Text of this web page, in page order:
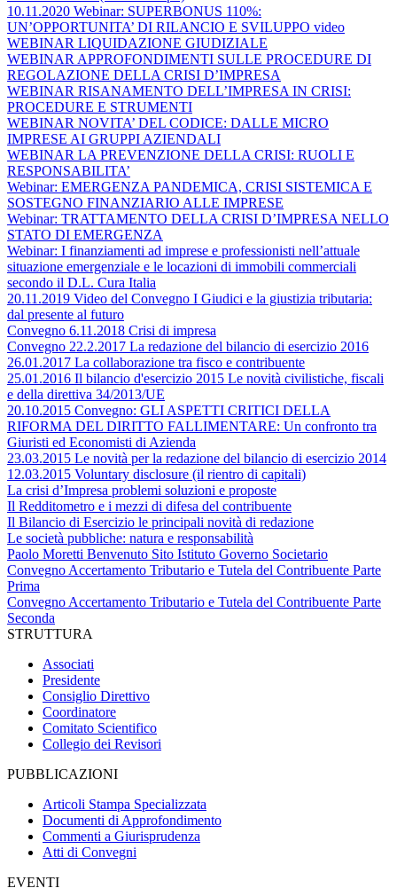
10.11.2020 Webinar: SUPERBONUS 110%:
UN’OPPORTUNITA’ DI RILANCIO E SVILUPPO video
WEBINAR LIQUIDAZIONE GIUDIZIALE
WEBINAR APPROFONDIMENTI SULLE PROCEDURE DI
REGOLAZIONE DELLA CRISI D’IMPRESA
WEBINAR RISANAMENTO DELL’IMPRESA IN CRISI:
PROCEDURE E STRUMENTI
WEBINAR NOVITA’ DEL CODICE: DALLE MICRO
IMPRESE AI GRUPPI AZIENDALI
WEBINAR LA PREVENZIONE DELLA CRISI: RUOLI E
RESPONSABILITA’
Webinar: EMERGENZA PANDEMICA, CRISI SISTEMICA E
SOSTEGNO FINANZIARIO ALLE IMPRESE
Webinar: TRATTAMENTO DELLA CRISI D’IMPRESA NELLO
STATO DI EMERGENZA
Webinar: I finanziamenti ad imprese e professionisti nell’attuale
situazione emergenziale e le locazioni di immobili commerciali
secondo il D.L. Cura Italia
20.11.2019 Video del Convegno I Giudici e la giustizia tributaria:
dal presente al futuro
Convegno 6.11.2018 Crisi di impresa
Convegno 22.2.2017 La redazione del bilancio di esercizio 2016
26.01.2017 La collaborazione tra fisco e contribuente
25.01.2016 Il bilancio d'esercizio 2015 Le novità civilistiche, fiscali
e della direttiva 34/2013/UE
20.10.2015 Convegno: GLI ASPETTI CRITICI DELLA
RIFORMA DEL DIRITTO FALLIMENTARE: Un confronto tra
Giuristi ed Economisti di Azienda
23.03.2015 Le novità per la redazione del bilancio di esercizio 2014
12.03.2015 Voluntary disclosure (il rientro di capitali)
La crisi d’Impresa problemi soluzioni e proposte
Il Redditometro e i mezzi di difesa del contribuente
Il Bilancio di Esercizio le principali novità di redazione
Le società pubbliche: natura e responsabilità
Paolo Moretti Benvenuto Sito Istituto Governo Societario
Convegno Accertamento Tributario e Tutela del Contribuente Parte
Prima
Convegno Accertamento Tributario e Tutela del Contribuente Parte
Seconda
STRUTTURA
Associati
Presidente
Consiglio Direttivo
Coordinatore
Comitato Scientifico
Collegio dei Revisori
PUBBLICAZIONI
Articoli Stampa Specializzata
Documenti di Approfondimento
Commenti a Giurisprudenza
Atti di Convegni
EVENTI